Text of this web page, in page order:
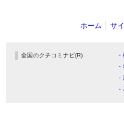
ホーム サ
全国のクチコミナビ(R)